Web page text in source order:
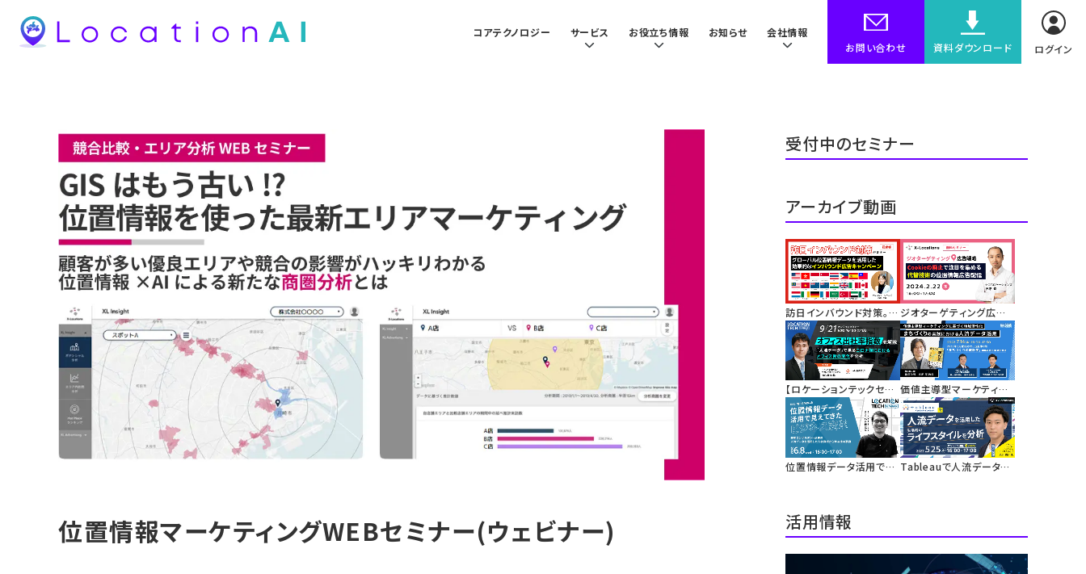
コアテクノロジー サービス お役立ち情報 お知らせ
会社情報
お問い合わせ
資料ダウンロード ログイン
位置情報マーケティングWEBセミナー(ウェビナー)
受付中のセミナー
アーカイブ動画
訪日インバウンド対策。グ
ローバル位置情報データ
を活用した効果的なイン
バウンド広告キャンペー
ン
ジオターゲティング広告
戦略。サードパーティー
Cookieの廃止で注目を
集める代替技術としての
位置情報を活用した広告
配信
【ロケーションテックセミ
ナー】人流データを活用し
た「オフィス出社率指数」
を解説
価値主導型マーケティン
グに基づく地域活性化
まちづくりの実践におけ
る人流データ活用
位置情報データ活用で見 Tableauで人流データを
活用情報